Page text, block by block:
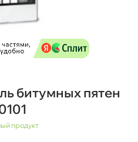
битумных пятен
продукт